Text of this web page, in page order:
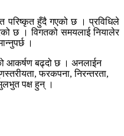
परिष्कृत हुँदै गएको छ । प्रविधिले
छ । विगतको समयलाई नियालेर
।
आकर्षण बढ्दो छ । अनलाईन
फरकपना, निरन्तरता,
पक्ष हुन् ।